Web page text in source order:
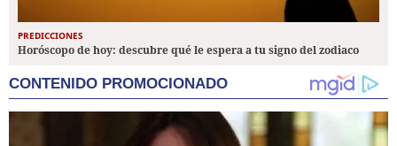
PREDICCIONES
Horóscopo de hoy: descubre qué le espera a tu signo del zodiaco
CONTENIDO PROMOCIONADO